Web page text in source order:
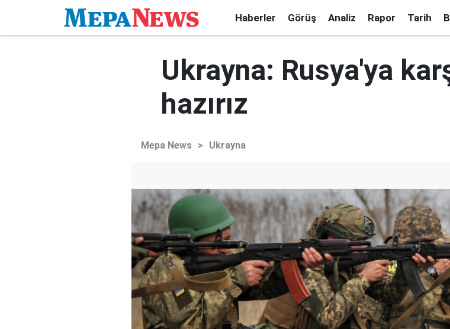
Haberler Görüş Analiz Rapor Tarih
Ukrayna: Rusya'ya
hazırız
Mepa News > Ukrayna